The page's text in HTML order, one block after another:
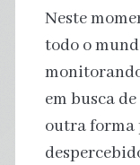
Neste
todo o
em busca
outra forma